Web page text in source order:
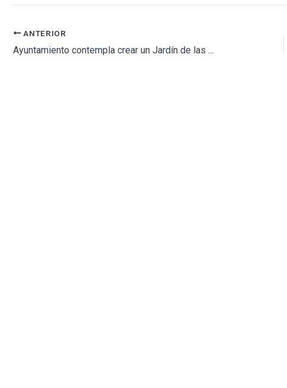
ANTERIOR
Ayuntamiento contempla crear un Jardín de las Cenizas de 2.500 metros cuadrados en el cementerio de Polloe